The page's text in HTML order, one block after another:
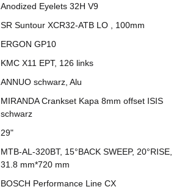
Anodized Eyelets 32H V9
SR Suntour XCR32-ATB LO , 100mm
ERGON GP10
KMC X11 EPT, 126 links
ANNUO schwarz, Alu
MIRANDA Crankset Kapa 8mm offset ISIS
schwarz
29"
MTB-AL-320BT, 15°BACK SWEEP, 20°RISE,
31.8 mm*720 mm
BOSCH Performance Line CX